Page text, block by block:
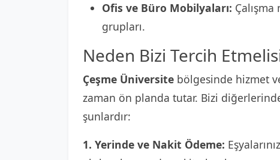
Ofis ve Büro Mobilyaları:
grupları.
Neden Bizi Tercih
Çeşme Üniversite bölgesinde hizmet
zaman ön planda tutar. Bizi
şunlardır:
1. Yerinde ve Nakit Ödeme: